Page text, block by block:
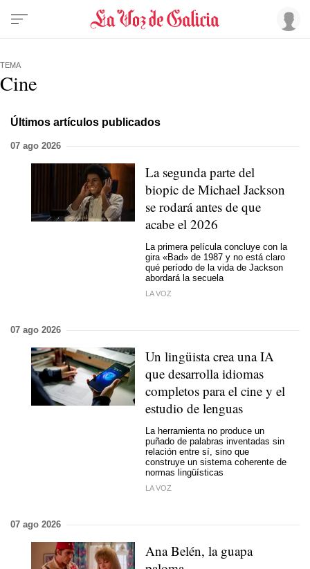
TEMA
Cine
Últimos artículos publicados
07 ago 2026
La segunda parte del
biopic de Michael Jackson
se rodará antes de que
acabe el 2026
La primera película concluye con la
gira «Bad» de 1987 y no está claro
qué período de la vida de Jackson
abordará la secuela
LA VOZ
07 ago 2026
Un lingüista crea una IA
que desarrolla idiomas
completos para el cine y el
estudio de lenguas
La herramienta no produce un
puñado de palabras inventadas sin
relación entre sí, sino que
construye un sistema coherente de
normas lingüísticas
LA VOZ
07 ago 2026
Ana Belén, la guapa